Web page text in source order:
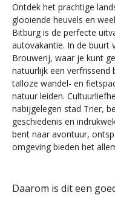
Ontdek het prachtige
glooiende heuvels en
Bitburg is de perfecte
autovakantie. In de buurt
Brouwerij, waar je kunt
natuurlijk een verfrissend
talloze wandel- en
natuur leiden.
nabijgelegen stad Trier,
geschiedenis en
bent naar avontuur,
omgeving bieden het
Daarom is dit een